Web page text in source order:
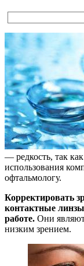
— редкость, так
использования
офтальмологу.
Корректировать
контактные
работе. Они
низким зрением.